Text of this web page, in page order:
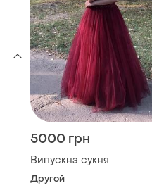
5000 грн
Випускна сукня
Другой